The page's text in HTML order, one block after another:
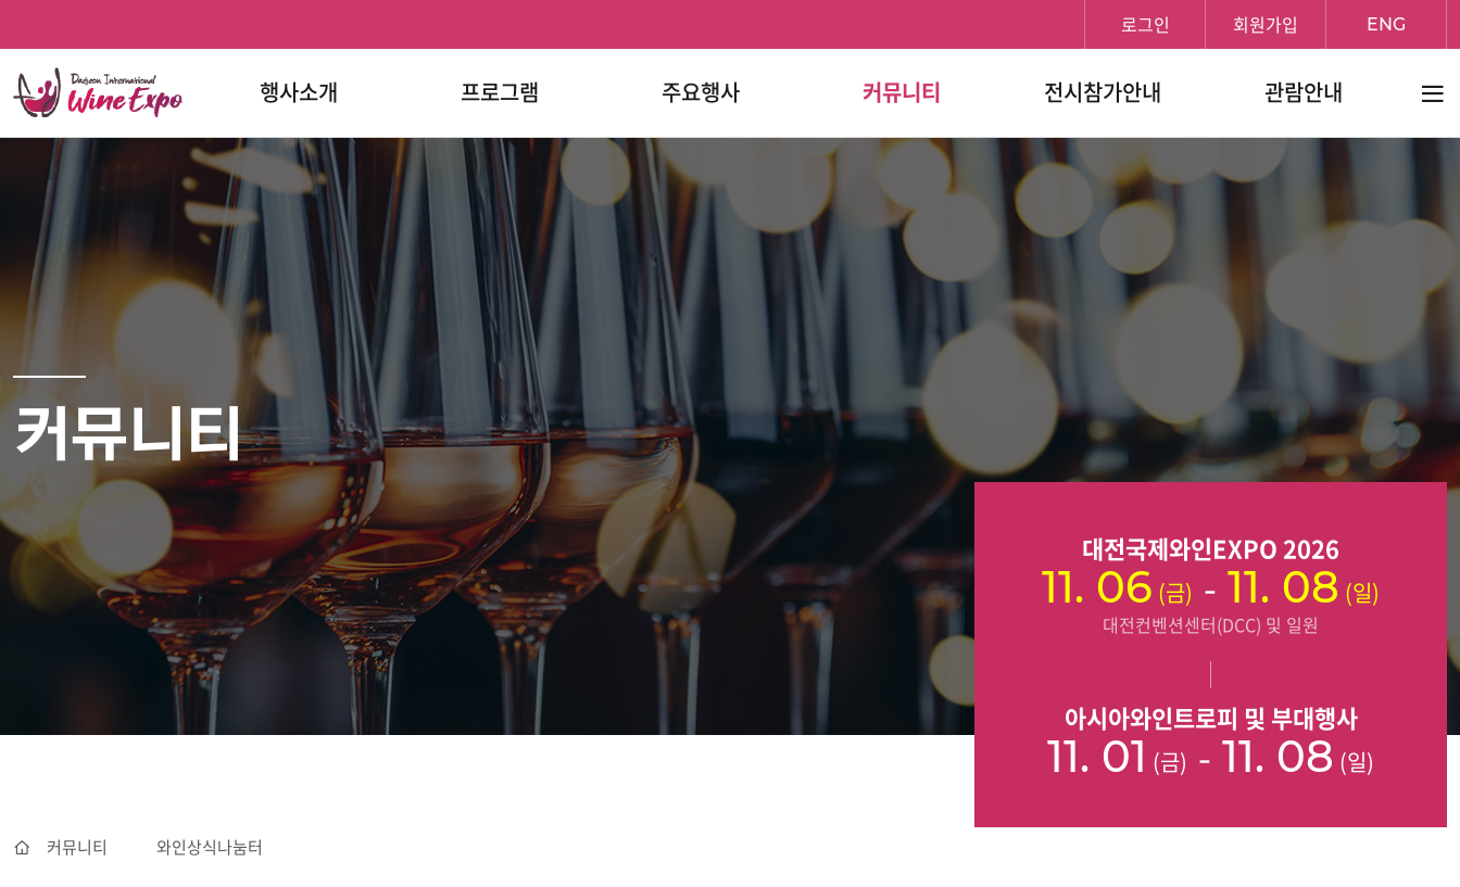
건너뛰기
로그인 회원가입 ENG
행사소개 프로그램 주요행사 커뮤니티 전시참가안내 관람안내 전체
보기
커뮤니티
대전국제와인EXPO 2026
11. 06 (금) - 11. 08 (일)
대전컨벤션센터(DCC) 및 일원
아시아와인트로피 및 부대행사
11. 01 (금) - 11. 08 (일)
커뮤니티 와인상식나눔터
한눈에
보기
페이스북
인스타그램